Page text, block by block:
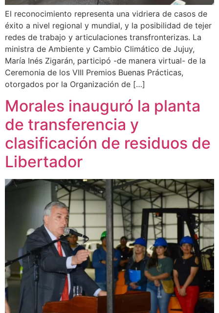
El reconocimiento representa una vidriera de casos de
éxito a nivel regional y mundial, y la posibilidad de tejer
redes de trabajo y articulaciones transfronterizas. La
ministra de Ambiente y Cambio Climático de Jujuy,
María Inés Zigarán, participó -de manera virtual- de la
Ceremonia de los VIII Premios Buenas Prácticas,
otorgados por la Organización de […]
Morales inauguró la planta
de transferencia y
clasificación de residuos de
Libertador